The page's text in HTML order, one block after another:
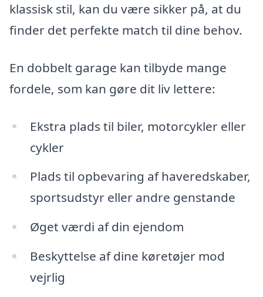
klassisk stil, kan du være sikker på, at du
finder det perfekte match til dine behov.
En dobbelt garage kan tilbyde mange
fordele, som kan gøre dit liv lettere:
Ekstra plads til biler, motorcykler eller
cykler
Plads til opbevaring af haveredskaber,
sportsudstyr eller andre genstande
Øget værdi af din ejendom
Beskyttelse af dine køretøjer mod
vejrlig